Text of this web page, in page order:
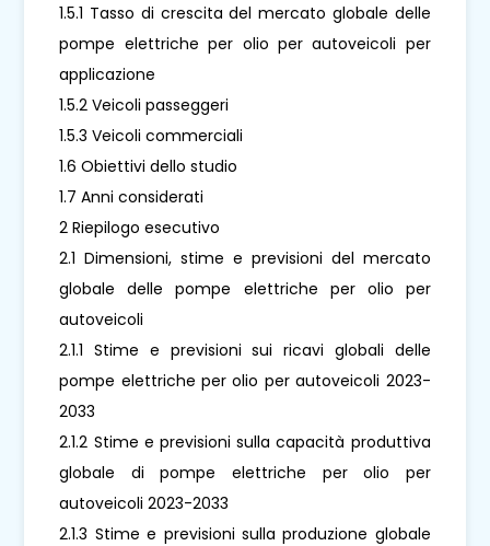
1.5.1 Tasso di crescita del mercato globale delle
pompe elettriche per olio per autoveicoli per
applicazione
1.5.2 Veicoli passeggeri
1.5.3 Veicoli commerciali
1.6 Obiettivi dello studio
1.7 Anni considerati
2 Riepilogo esecutivo
2.1 Dimensioni, stime e previsioni del mercato
globale delle pompe elettriche per olio per
autoveicoli
2.1.1 Stime e previsioni sui ricavi globali delle
pompe elettriche per olio per autoveicoli 2023-
2033
2.1.2 Stime e previsioni sulla capacità produttiva
globale di pompe elettriche per olio per
autoveicoli 2023-2033
2.1.3 Stime e previsioni sulla produzione globale